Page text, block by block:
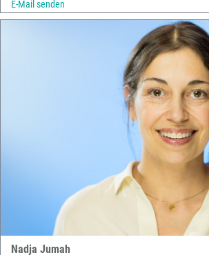
E-Mail senden
Nadja Jumah